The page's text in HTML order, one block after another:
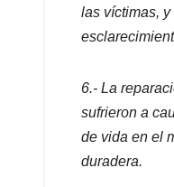
las víctimas,
6.- La
sufrieron a
de vida en el
duradera.